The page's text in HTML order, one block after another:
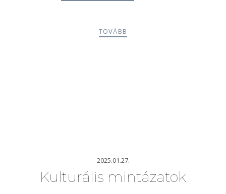
TOVÁBB
2025.01.27.
Kulturális mintázatok